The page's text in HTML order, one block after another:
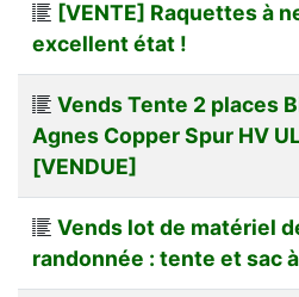
[VENTE] Raquettes à
excellent état !
Vends Tente 2 places
Agnes Copper Spur HV
[VENDUE]
Vends lot de matériel
randonnée : tente et sac